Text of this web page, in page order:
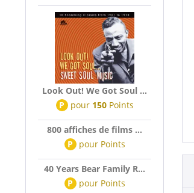
Look Out! We Got Soul ...
P pour 150Points
800 affiches de films ...
P pour Points
40 Years Bear Family R...
P pour Points